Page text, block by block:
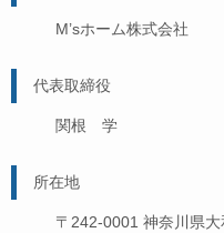
M’sホーム株式会社
代表取締役
関根 学
所在地
〒242-0001 神奈川県